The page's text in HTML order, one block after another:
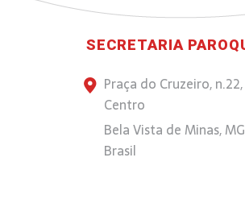
SECRETARIA
Praça do Cruzeiro, n.22,
Centro
Bela Vista de Minas,
Brasil